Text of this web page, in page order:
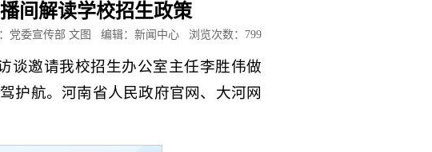
间解读学校招生政策
党委宣传部 文图 编辑：新闻中心 浏览次数： 799
谈邀请我校招生办公室主任李胜伟做
护航。河南省人民政府官网、大河网